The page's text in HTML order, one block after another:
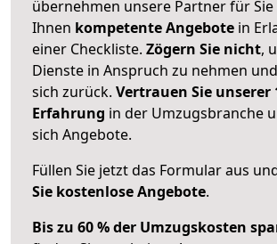
übernehmen unsere Partner für
Ihnen kompetente Angebote in
einer Checkliste. Zögern Sie nicht,
Dienste in Anspruch zu nehmen
sich zurück. Vertrauen Sie unserer
Erfahrung in der Umzugsbranche
sich Angebote.
Füllen Sie jetzt das Formular aus
Sie kostenlose Angebote.
Bis zu 60 % der Umzugskosten